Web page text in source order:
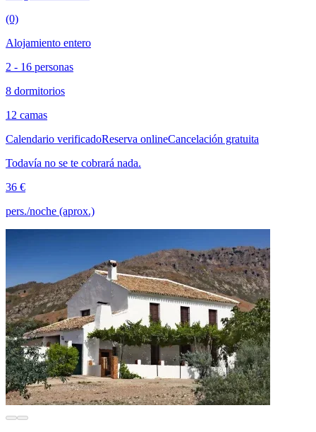
(0)
Alojamiento entero
2 - 16 personas
8 dormitorios
12 camas
Calendario verificadoReserva onlineCancelación gratuita
Todavía no se te cobrará nada.
36 €
pers./noche (aprox.)